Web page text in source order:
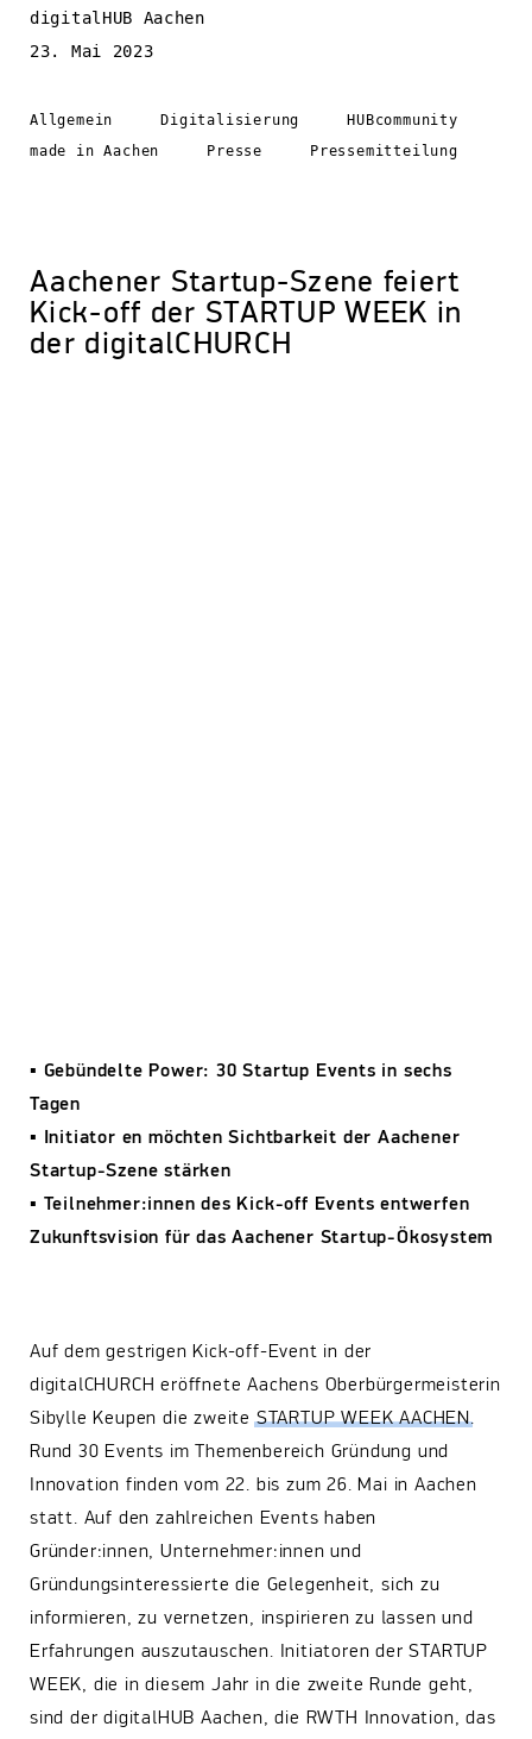
digitalHUB Aachen
23. Mai 2023
Allgemein Digitalisierung
HUBcommunity
made in Aachen
Presse Pressemitteilung
Aachener Startup-Szene feiert
Kick-off der STARTUP WEEK in
der digitalCHURCH
▪ Gebündelte Power: 30 Startup Events in sechs
Tagen
▪ Initiator en möchten Sichtbarkeit der Aachener
Startup-Szene stärken
▪ Teilnehmer:innen des Kick-off Events entwerfen
Zukunftsvision für das Aachener Startup-Ökosystem
Auf dem gestrigen Kick-off-Event in der
digitalCHURCH eröffnete Aachens Oberbürgermeisterin
Sibylle Keupen die zweiteSTARTUP WEEK AACHEN.
Rund 30 Events im Themenbereich Gründung und
Innovation finden vom 22. bis zum 26. Mai in Aachen
statt. Auf den zahlreichen Events haben
Gründer:innen, Unternehmer:innen und
Gründungsinteressierte die Gelegenheit, sich zu
informieren, zu vernetzen, inspirieren zu lassen und
Erfahrungen auszutauschen. Initiatoren der STARTUP
WEEK, die in diesem Jahr in die zweite Runde geht,
sind der digitalHUB Aachen, die RWTH Innovation, das